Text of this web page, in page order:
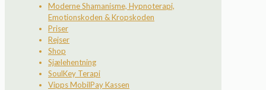
Moderne Shamanisme, Hypnoterapi,
Emotionskoden & Kropskoden
Priser
Rejser
Shop
Sjælehentning
SoulKey Terapi
Vipps MobilPay Kassen